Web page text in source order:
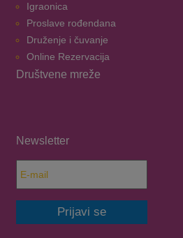
Igraonica
Proslave rođendana
Druženje i čuvanje
Online Rezervacija
Društvene mreže
Newsletter